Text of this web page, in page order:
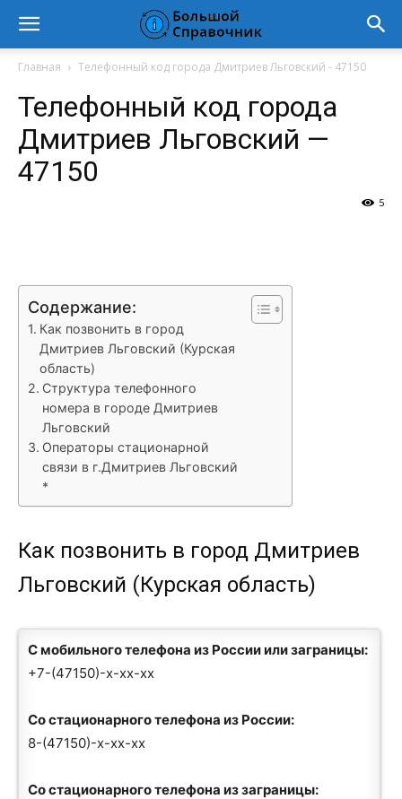
Главная Телефонный код города Дмитриев Льговский - 47150
Телефонный код города
Дмитриев Льговский —
47150
5
Содержание:
Как позвонить в город
Дмитриев Льговский (Курская
область)
Структура телефонного
номера в городе Дмитриев
Льговский
Операторы стационарной
связи в г.Дмитриев Льговский
*
Как позвонить в город Дмитриев
Льговский (Курская область)
С мобильного телефона из России или заграницы:
+7-(47150)-x-xx-xx
Со стационарного телефона из России:
8-(47150)-x-xx-xx
Со стационарного телефона из заграницы: